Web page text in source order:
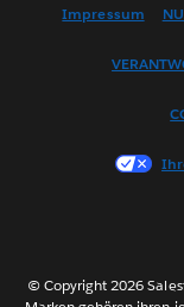
Impressum
© Copyright 2026